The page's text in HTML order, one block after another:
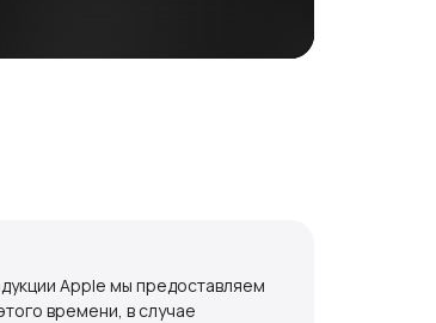
Apple мы предоставляем
времени, в случае